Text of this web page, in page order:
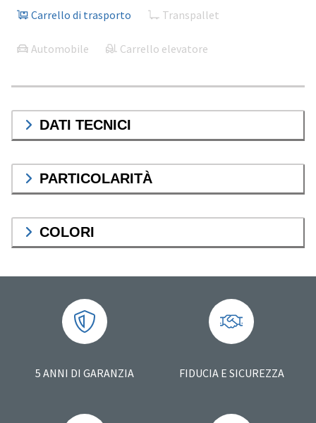
Carrello di trasporto Transpallet
Automobile Carrello elevatore
DATI TECNICI
PARTICOLARITÀ
COLORI
5 ANNI DI GARANZIA FIDUCIA E SICUREZZA